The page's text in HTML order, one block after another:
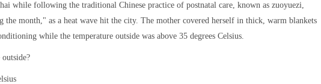
while following the traditional Chinese practice of postnatal care, known as zuoyuezi,
month," as a heat wave hit the city. The mother covered herself in thick, warm blankets
while the temperature outside was above 35 degrees Celsius.